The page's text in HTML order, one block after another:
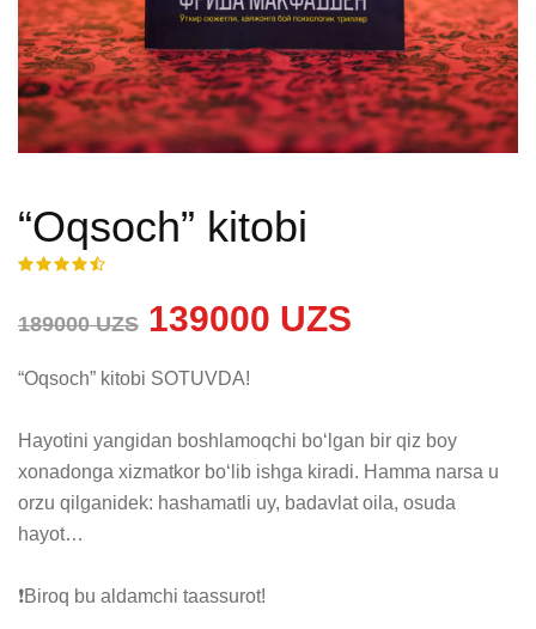
“Oqsoch” kitobi
189000 UZS 139000 UZS
“Oqsoch” kitobi SOTUVDA!
Hayotini yangidan boshlamoqchi boʻlgan bir qiz boy
xonadonga xizmatkor boʻlib ishga kiradi. Hamma narsa u
orzu qilganidek: hashamatli uy, badavlat oila, osuda
hayot…
❗️Biroq bu aldamchi taassurot!